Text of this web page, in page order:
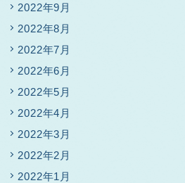
2022年9月
2022年8月
2022年7月
2022年6月
2022年5月
2022年4月
2022年3月
2022年2月
2022年1月